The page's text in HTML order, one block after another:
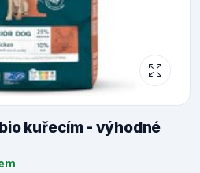
kuřecím - výhodné